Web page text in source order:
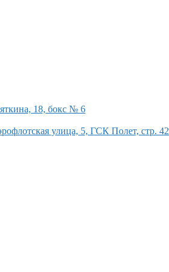
18, бокс № 6
улица, 5, ГСК Полет, стр.